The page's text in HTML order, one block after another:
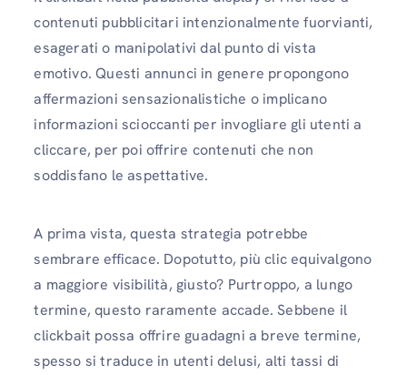
contenuti pubblicitari intenzionalmente fuorvianti,
esagerati o manipolativi dal punto di vista
emotivo. Questi annunci in genere propongono
affermazioni sensazionalistiche o implicano
informazioni scioccanti per invogliare gli utenti a
cliccare, per poi offrire contenuti che non
soddisfano le aspettative.
A prima vista, questa strategia potrebbe
sembrare efficace. Dopotutto, più clic equivalgono
a maggiore visibilità, giusto? Purtroppo, a lungo
termine, questo raramente accade. Sebbene il
clickbait possa offrire guadagni a breve termine,
spesso si traduce in utenti delusi, alti tassi di